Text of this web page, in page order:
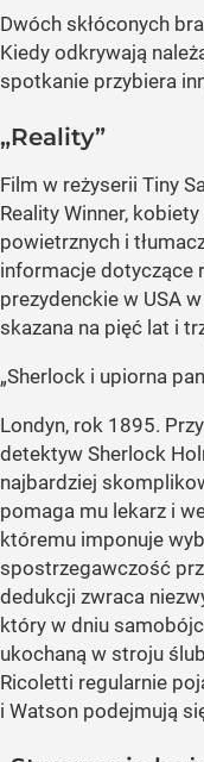
Dwóch skłóconych
Kiedy odkrywają
spotkanie przybiera
„Reality”
Film w reżyserii Tiny
Reality Winner,
powietrznych i
informacje dotyczące
prezydenckie w USA
skazana na pięć lat i
„Sherlock i upiorna
Londyn, rok 1895.
detektyw Sherlock
najbardziej
pomaga mu lekarz i
któremu imponuje
spostrzegawczość
dedukcji zwraca
który w dniu
ukochaną w stroju
Ricoletti regularnie
i Watson podejmują